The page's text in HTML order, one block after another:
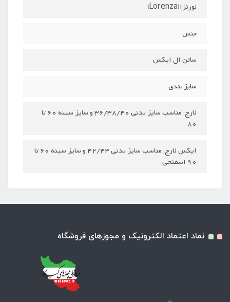
لورنزا(Lorenza)
جنس
ساتن ال ایکس
سایز بندی
لارج: مناسب سایز بدنی 36/38/40 و سایز سینه 60 تا
80
ایکس لارج: مناسب سایز بدنی 42/44 و سایز سینه 60 تا
90 اسفنجی
نماد اعتماد الکترونیک و مجوزهای فروشگاه